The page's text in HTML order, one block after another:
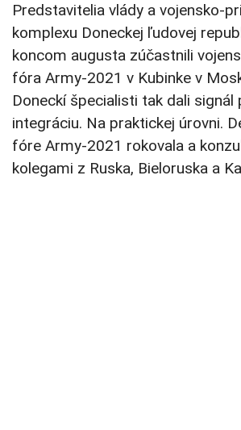
Predstavitelia vlády a vojensko-
komplexu Doneckej ľudovej
koncom augusta zúčastnili
fóra Army-2021 v Kubinke v
Doneckí špecialisti tak dali signál
integráciu. Na praktickej úrovni.
fóre Army-2021 rokovala a
kolegami z Ruska, Bieloruska a